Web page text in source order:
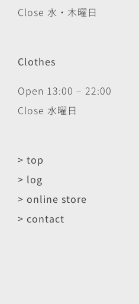
Close 水・木曜日
Clothes
Open 13:00 – 22:00
Close 水曜日
> top
> log
> online store
> contact